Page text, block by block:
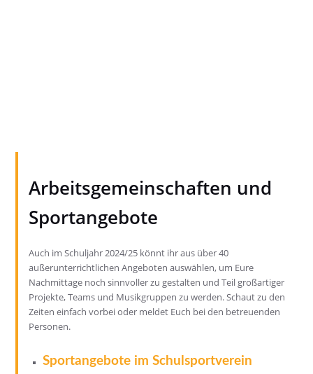
Arbeitsgemeinschaften und
Sportangebote
Auch im Schuljahr 2024/25 könnt ihr aus über 40
außerunterrichtlichen Angeboten auswählen, um Eure
Nachmittage noch sinnvoller zu gestalten und Teil großartiger
Projekte, Teams und Musikgruppen zu werden. Schaut zu den
Zeiten einfach vorbei oder meldet Euch bei den betreuenden
Personen.
Sportangebote im Schulsportverein